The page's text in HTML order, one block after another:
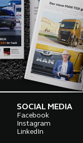
SOCIAL MEDIA
Facebook
Instagram
LinkedIn